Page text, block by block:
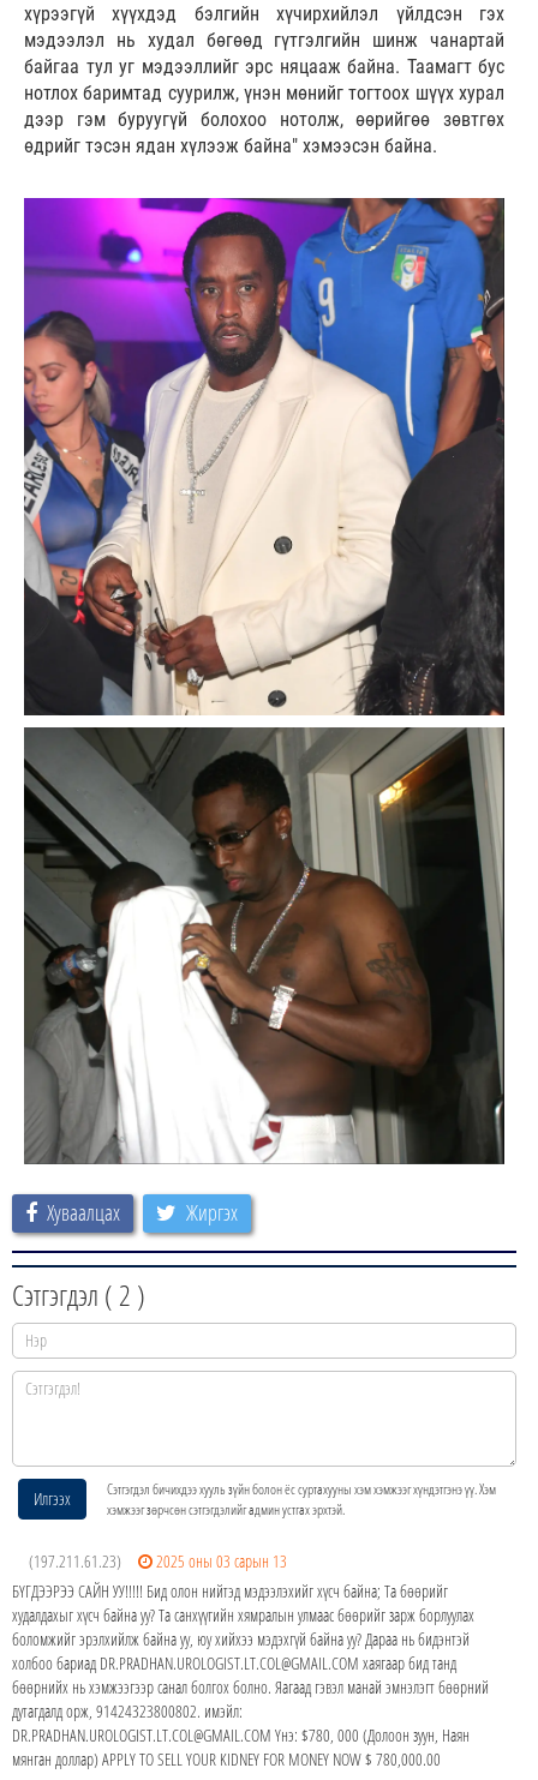
хүрээгүй хүүхдэд бэлгийн хүчирхийлэл үйлдсэн гэх
мэдээлэл нь худал бөгөөд гүтгэлгийн шинж чанартай
байгаа тул уг мэдээллийг эрс няцааж байна. Таамагт бус
нотлох баримтад суурилж, үнэн мөнийг тогтоох шүүх хурал
дээр гэм буруугүй болохоо нотолж, өөрийгөө зөвтгөх
өдрийг тэсэн ядан хүлээж байна" хэмээсэн байна.
Хуваалцах Жиргэх
Сэтгэгдэл (2 )
Илгээх
Сэтгэгдэл бичихдээ хууль зүйн болон ёс суртахууны хэм хэмжээг хүндэтгэнэ үү. Хэм
хэмжээг зөрчсөн сэтгэгдэлийг админ устгах эрхтэй.
(197.211.61.23)
2025 оны 03 сарын 13
БҮГДЭЭРЭЭ САЙН УУ!!!!! Бид олон нийтэд мэдээлэхийг хүсч байна; Та бөөрийг
худалдахыг хүсч байна уу? Та санхүүгийн хямралын улмаас бөөрийг зарж борлуулах
боломжийг эрэлхийлж байна уу, юу хийхээ мэдэхгүй байна уу? Дараа нь бидэнтэй
холбоо бариад DR.PRADHAN.UROLOGIST.LT.COL@GMAIL.COM хаягаар бид танд
бөөрнийх нь хэмжээгээр санал болгох болно. Яагаад гэвэл манай эмнэлэгт бөөрний
дутагдалд орж, 91424323800802. имэйл:
DR.PRADHAN.UROLOGIST.LT.COL@GMAIL.COM Yнэ: $780, 000 (Долоон зуун, Наян
мянган доллар) APPLY TO SELL YOUR KIDNEY FOR MONEY NOW $ 780,000.00